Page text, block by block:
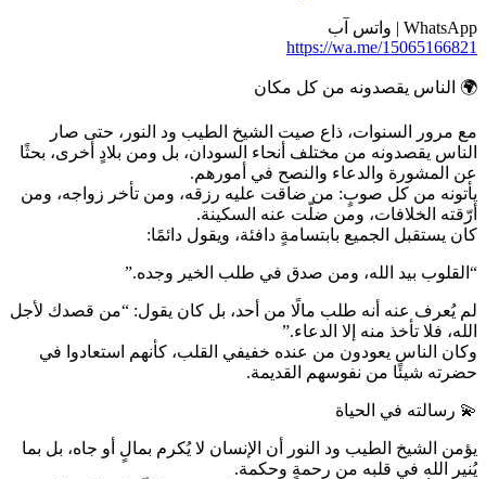
WhatsApp | واتس آب
https://wa.me/15065166821
🌍 الناس يقصدونه من كل مكان
مع مرور السنوات، ذاع صيت الشيخ الطيب ود النور، حتى صار
الناس يقصدونه من مختلف أنحاء السودان، بل ومن بلادٍ أخرى، بحثًا
عن المشورة والدعاء والنصح في أمورهم.
يأتونه من كل صوبٍ: من ضاقت عليه رزقه، ومن تأخر زواجه، ومن
أرّقته الخلافات، ومن ضلّت عنه السكينة.
كان يستقبل الجميع بابتسامةٍ دافئة، ويقول دائمًا:
“القلوب بيد الله، ومن صدق في طلب الخير وجده.”
لم يُعرف عنه أنه طلب مالًا من أحد، بل كان يقول: “من قصدك لأجل
الله، فلا تأخذ منه إلا الدعاء.”
وكان الناس يعودون من عنده خفيفي القلب، كأنهم استعادوا في
حضرته شيئًا من نفوسهم القديمة.
💫 رسالته في الحياة
يؤمن الشيخ الطيب ود النور أن الإنسان لا يُكرم بمالٍ أو جاه، بل بما
يُنير الله في قلبه من رحمةٍ وحكمة.